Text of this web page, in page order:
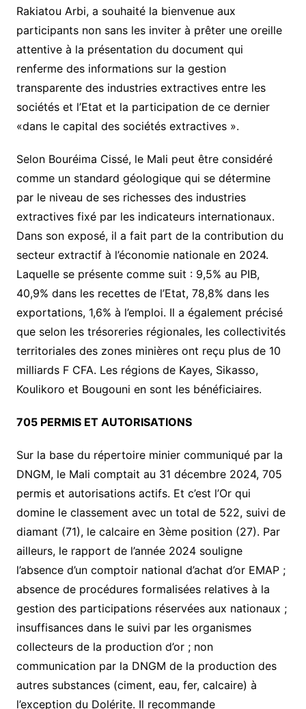
Rakiatou Arbi, a souhaité la bienvenue aux
participants non sans les inviter à prêter une oreille
attentive à la présentation du document qui
renferme des informations sur la gestion
transparente des industries extractives entre les
sociétés et l’Etat et la participation de ce dernier
«dans le capital des sociétés extractives ».
Selon Bouréima Cissé, le Mali peut être considéré
comme un standard géologique qui se détermine
par le niveau de ses richesses des industries
extractives fixé par les indicateurs internationaux.
Dans son exposé, il a fait part de la contribution du
secteur extractif à l’économie nationale en 2024.
Laquelle se présente comme suit : 9,5% au PIB,
40,9% dans les recettes de l’Etat, 78,8% dans les
exportations, 1,6% à l’emploi. Il a également précisé
que selon les trésoreries régionales, les collectivités
territoriales des zones minières ont reçu plus de 10
milliards F CFA. Les régions de Kayes, Sikasso,
Koulikoro et Bougouni en sont les bénéficiaires.
705 PERMIS ET AUTORISATIONS
Sur la base du répertoire minier communiqué par la
DNGM, le Mali comptait au 31 décembre 2024, 705
permis et autorisations actifs. Et c’est l’Or qui
domine le classement avec un total de 522, suivi de
diamant (71), le calcaire en 3ème position (27). Par
ailleurs, le rapport de l’année 2024 souligne
l’absence d’un comptoir national d’achat d’or EMAP ;
absence de procédures formalisées relatives à la
gestion des participations réservées aux nationaux ;
insuffisances dans le suivi par les organismes
collecteurs de la production d’or ; non
communication par la DNGM de la production des
autres substances (ciment, eau, fer, calcaire) à
l’exception du Dolérite. Il recommande